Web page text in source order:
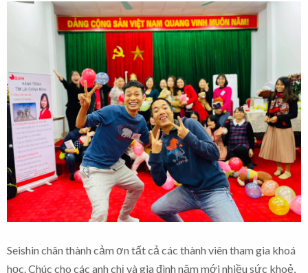
Seishin chân thành cảm ơn tất cả các thành viên tham gia khoá
học. Chúc cho các anh chị và gia đình năm mới nhiều sức khoẻ,